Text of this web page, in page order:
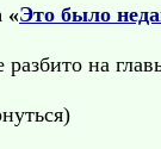
«Это было
разбито на